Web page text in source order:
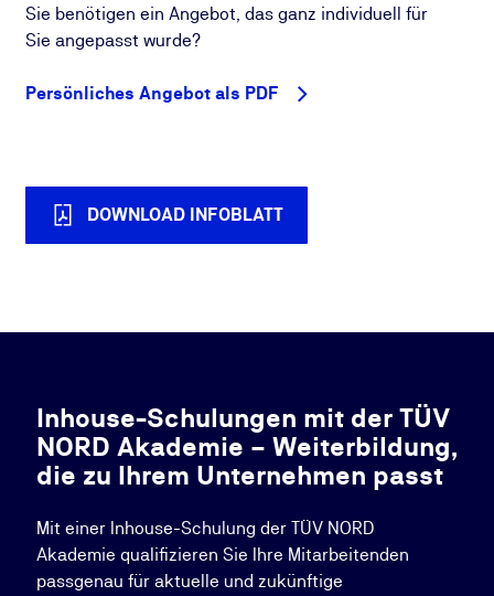
Sie benötigen ein Angebot, das ganz individuell für
Sie angepasst wurde?
Persönliches Angebot als PDF
DOWNLOAD INFOBLATT
Inhouse-Schulungen mit der TÜV
NORD Akademie – Weiterbildung,
die zu Ihrem Unternehmen passt
Mit einer Inhouse-Schulung der TÜV NORD
Akademie qualifizieren Sie Ihre Mitarbeitenden
passgenau für aktuelle und zukünftige